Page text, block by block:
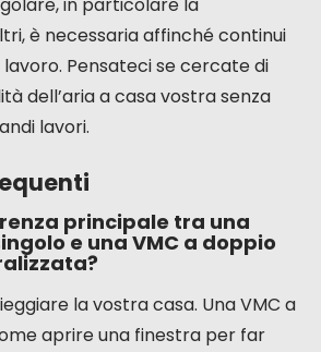
benessere generale
sulla VMC a doppio
buona idea di cos’è una VMC a
e come funziona. È
soprattutto se state
casa e l’installazione di
perdere troppo calore, il che